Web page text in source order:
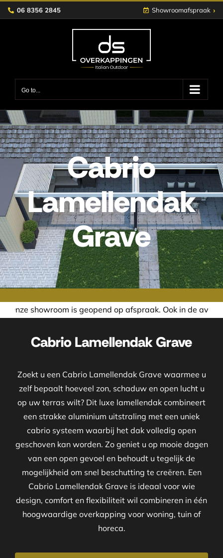
Skip
to
06 8356 2845 Showroomafspraak ›
Go to...
Cabrio
Lamellendak
Grave
op afspraak. Ook in de avond of in het weekend
Cabrio Lamellendak Grave
Zoekt u een Cabrio Lamellendak Grave waarmee u
zelf bepaalt hoeveel zon, schaduw en open lucht u
op uw terras wilt? Dit luxe lamellendak combineert
een strakke aluminium uitstraling met een uniek
cabrio systeem waarbij het dak volledig open
geschoven kan worden. Zo geniet u op mooie dagen
van een open gevoel en behoudt u tegelijk de
mogelijkheid om snel beschutting te creëren. Een
Cabrio Lamellendak Grave is ideaal voor wie
design, comfort en flexibiliteit wil combineren in één
hoogwaardige overkapping voor woning, tuin of
horeca.